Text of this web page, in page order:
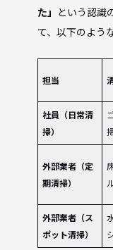
た」 という認識
て、以下のよう
担当
社員（日常清
掃）
外部業者（定
期清掃）
外部業者（ス
ポット清掃）